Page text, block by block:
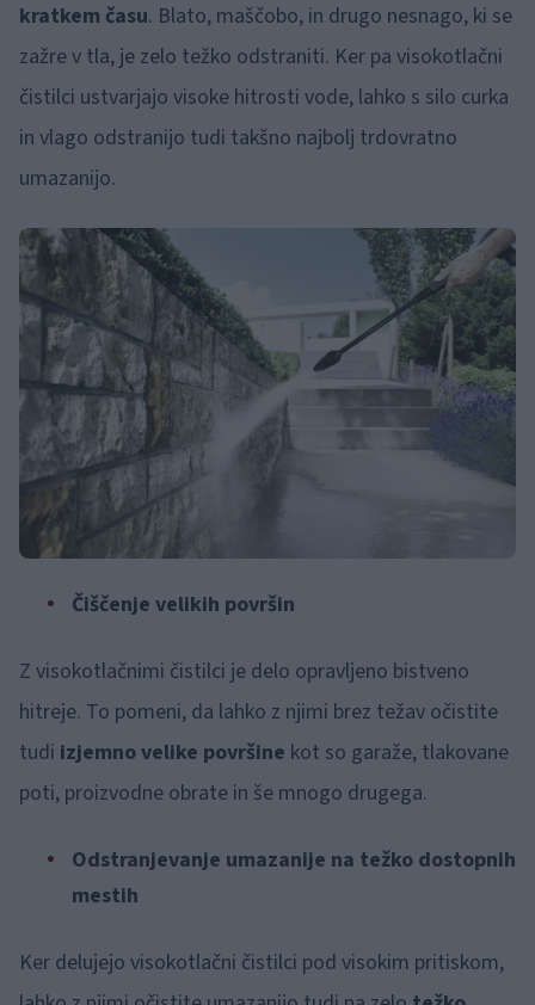
kratkem času. Blato, maščobo, in drugo nesnago, ki se
zažre v tla, je zelo težko odstraniti. Ker pa visokotlačni
čistilci ustvarjajo visoke hitrosti vode, lahko s silo curka
in vlago odstranijo tudi takšno najbolj trdovratno
umazanijo.
Čiščenje velikih površin
Z visokotlačnimi čistilci je delo opravljeno bistveno
hitreje. To pomeni, da lahko z njimi brez težav očistite
tudi izjemno velike površine kot so garaže, tlakovane
poti, proizvodne obrate in še mnogo drugega.
Odstranjevanje umazanije na težko dostopnih
mestih
Ker delujejo visokotlačni čistilci pod visokim pritiskom,